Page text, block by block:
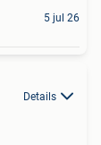
5 jul 26
Details